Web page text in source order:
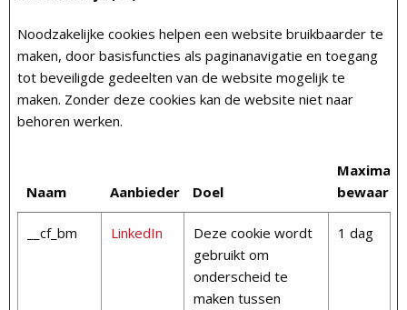
Noodzakelijke cookies helpen een website bruikbaarder te
maken, door basisfuncties als paginanavigatie en toegang
tot beveiligde gedeelten van de website mogelijk te
maken. Zonder deze cookies kan de website niet naar
behoren werken.
Naam Aanbieder Doel
Maximale
__cf_bm LinkedIn
Deze cookie wordt
gebruikt om
onderscheid te
maken tussen
1 dag